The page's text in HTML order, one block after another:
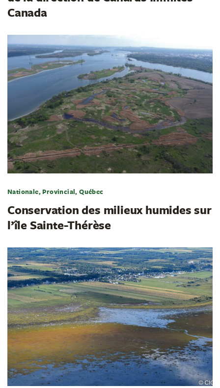
Canada
Nationale, Provincial, Québec
Conservation des milieux humides sur
l’île Sainte-Thérèse